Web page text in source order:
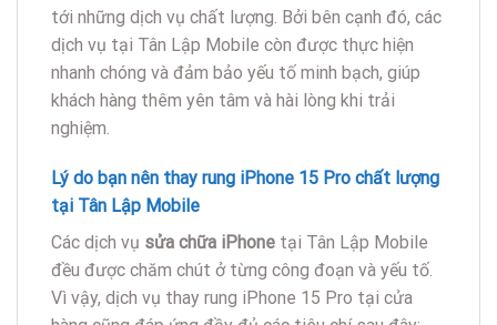
tới những dịch vụ chất lượng. Bởi bên cạnh đó, các
dịch vụ tại Tân Lập Mobile còn được thực hiện
nhanh chóng và đảm bảo yếu tố minh bạch, giúp
khách hàng thêm yên tâm và hài lòng khi trải
nghiệm.
Lý do bạn nên thay rung iPhone 15 Pro chất lượng
tại Tân Lập Mobile
Các dịch vụ sửa chữa iPhone tại Tân Lập Mobile
đều được chăm chút ở từng công đoạn và yếu tố.
Vì vậy, dịch vụ thay rung iPhone 15 Pro tại cửa